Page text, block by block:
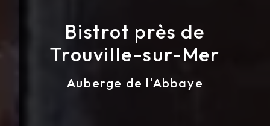
Bistrot près de
Trouville-sur-Mer
Auberge de l'Abbaye